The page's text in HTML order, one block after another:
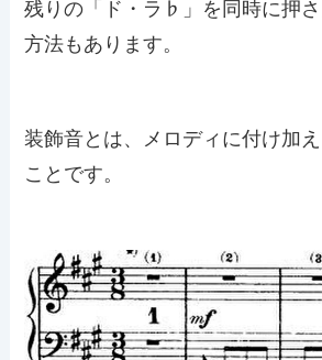
残りの「ド・ラ♭」を同時に押
方法もあります。
装飾音とは、メロディに付け加
ことです。